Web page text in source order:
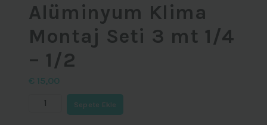
Alüminyum Klima
Montaj Seti 3 mt 1/4
– 1/2
€ 15,00
AlüminyumSepete Ekle